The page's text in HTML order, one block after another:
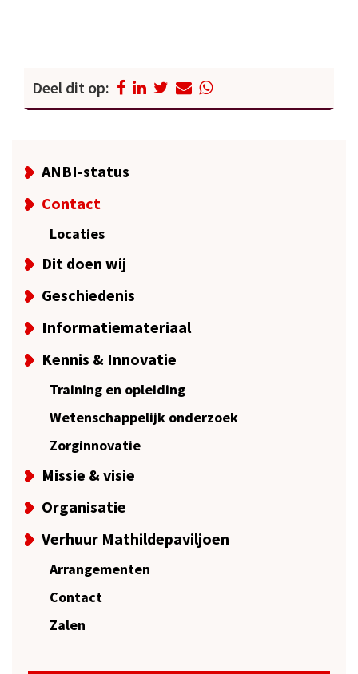
Deel dit op:
ANBI-status
Contact
Locaties
Dit doen wij
Geschiedenis
Informatiemateriaal
Kennis & Innovatie
Training en opleiding
Wetenschappelijk onderzoek
Zorginnovatie
Missie & visie
Organisatie
Verhuur Mathildepaviljoen
Arrangementen
Contact
Zalen